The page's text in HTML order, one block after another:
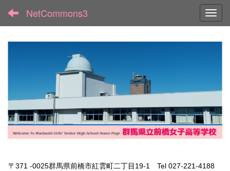
NetCommons3
〒371 -0025群馬県前橋市紅雲町二丁目19-1 Tel 027-221-4188